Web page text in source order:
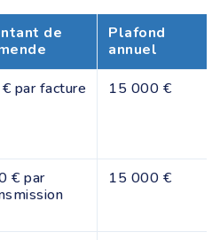
de
Plafond
annuel
par facture 15 000 €
€ par
15 000 €